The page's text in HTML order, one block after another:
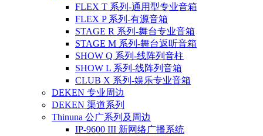
FLEX T 系列-通用型专业音箱
FLEX P 系列-有源音箱
STAGE R 系列-舞台专业音箱
STAGE M 系列-舞台返听音箱
SHOW Q 系列-线阵列音柱
SHOW L 系列-线阵列音箱
CLUB X 系列-娱乐专业音箱
DEKEN 专业周边
DEKEN 渠道系列
Thinuna 公广系列及周边
IP-9600 III 新网络广播系统